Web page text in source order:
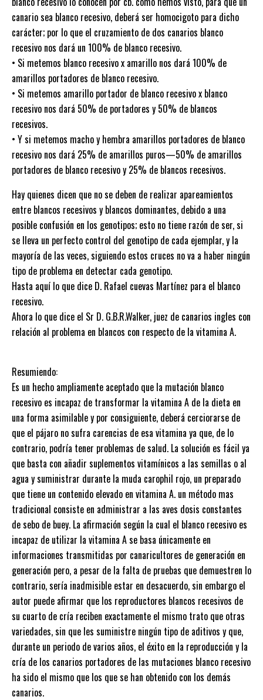
canario sea blanco recesivo, deberá ser homocigoto para dicho
carácter; por lo que el cruzamiento de dos canarios blanco
recesivo nos dará un 100% de blanco recesivo.
• Si metemos blanco recesivo x amarillo nos dará 100% de
amarillos portadores de blanco recesivo.
• Si metemos amarillo portador de blanco recesivo x blanco
recesivo nos dará 50% de portadores y 50% de blancos
recesivos.
• Y si metemos macho y hembra amarillos portadores de blanco
recesivo nos dará 25% de amarillos puros—50% de amarillos
portadores de blanco recesivo y 25% de blancos recesivos.
Hay quienes dicen que no se deben de realizar apareamientos
entre blancos recesivos y blancos dominantes, debido a una
posible confusión en los genotipos; esto no tiene razón de ser, si
se lleva un perfecto control del genotipo de cada ejemplar, y la
mayoría de las veces, siguiendo estos cruces no va a haber ningún
tipo de problema en detectar cada genotipo.
Hasta aquí lo que dice D. Rafael cuevas Martínez para el blanco
recesivo.
Ahora lo que dice el Sr D. G.B.R.Walker, juez de canarios ingles con
relación al problema en blancos con respecto de la vitamina A.
Resumiendo:
Es un hecho ampliamente aceptado que la mutación blanco
recesivo es incapaz de transformar la vitamina A de la dieta en
una forma asimilable y por consiguiente, deberá cerciorarse de
que el pájaro no sufra carencias de esa vitamina ya que, de lo
contrario, podría tener problemas de salud. La solución es fácil ya
que basta con añadir suplementos vitamínicos a las semillas o al
agua y suministrar durante la muda carophil rojo, un preparado
que tiene un contenido elevado en vitamina A. un método mas
tradicional consiste en administrar a las aves dosis constantes
de sebo de buey. La afirmación según la cual el blanco recesivo es
incapaz de utilizar la vitamina A se basa únicamente en
informaciones transmitidas por canaricultores de generación en
generación pero, a pesar de la falta de pruebas que demuestren lo
contrario, sería inadmisible estar en desacuerdo, sin embargo el
autor puede afirmar que los reproductores blancos recesivos de
su cuarto de cría reciben exactamente el mismo trato que otras
variedades, sin que les suministre ningún tipo de aditivos y que,
durante un periodo de varios años, el éxito en la reproducción y la
cría de los canarios portadores de las mutaciones blanco recesivo
ha sido el mismo que los que se han obtenido con los demás
canarios.